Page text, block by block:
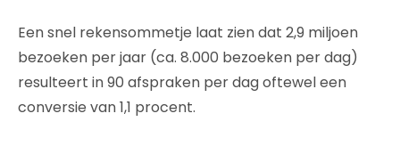
Een snel rekensommetje laat zien dat 2,9 miljoen
bezoeken per jaar (ca. 8.000 bezoeken per dag)
resulteert in 90 afspraken per dag oftewel een
conversie van 1,1 procent.